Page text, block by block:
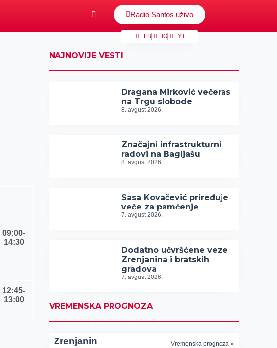
Radio Santos uživo
FB IG YT
09:00-
14:30
12:45-
13:00
NAJNOVIJE VESTI
Dragana Mirković večeras
na Trgu slobode
8. avgust 2026.
Značajni infrastrukturni
radovi na Bagljašu
8. avgust 2026.
Sasa Kovačević priređuje
veče za pamćenje
7. avgust 2026.
Dodatno učvršćene veze
Zrenjanina i bratskih
gradova
7. avgust 2026.
VREMENSKA PROGNOZA